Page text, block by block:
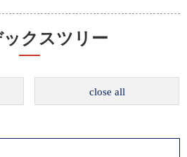
クスツリー
close all